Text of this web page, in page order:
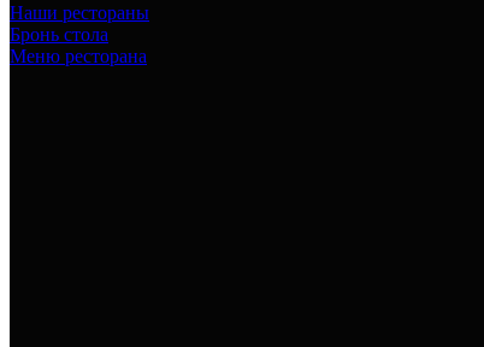
Наши рестораны
Бронь стола
Меню ресторана